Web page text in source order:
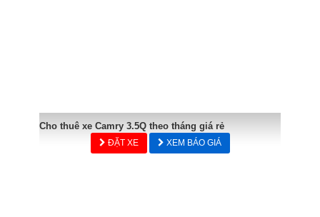
Cho thuê xe Camry 3.5Q theo tháng giá rẻ
ĐẶT XE XEM BÁO GIÁ